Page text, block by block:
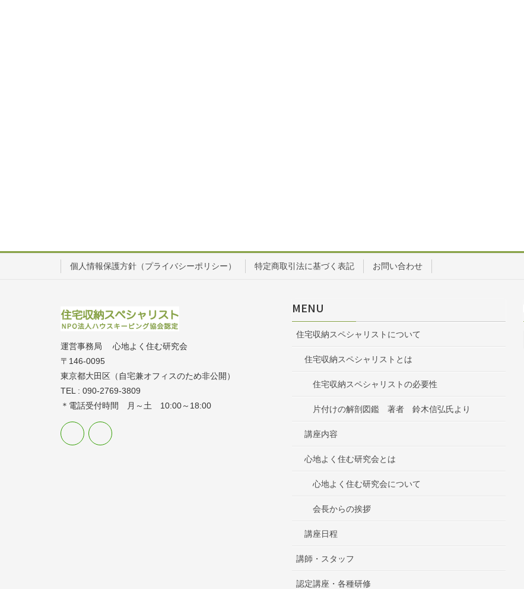
個人情報保護方針（プライバシーポリシー） 特定商取引法に基づく表記 お問い合わせ
運営事務局 心地よく住む研究会
〒146-0095
東京都大田区（自宅兼オフィスのため非公開）
TEL : 090-2769-3809
＊電話受付時間 月～土 10:00～18:00
MENU
住宅収納スペシャリストについて
住宅収納スペシャリストとは
住宅収納スペシャリストの必要性
片付けの解剖図鑑 著者 鈴木信弘氏より
講座内容
心地よく住む研究会とは
心地よく住む研究会について
会長からの挨拶
講座日程
講師・スタッフ
認定講座・各種研修